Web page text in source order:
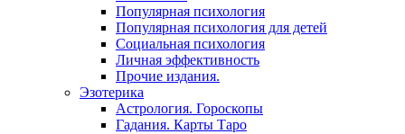
Популярная психология
Популярная психология для детей
Социальная психология
Личная эффективность
Прочие издания.
Эзотерика
Астрология. Гороскопы
Гадания. Карты Таро